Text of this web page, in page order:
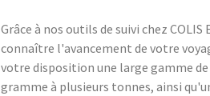
Grâce à nos outils de suivi chez
connaître l'avancement de votre
votre disposition une large gamme
gramme à plusieurs tonnes, ainsi